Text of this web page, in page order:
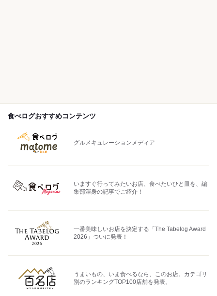
食べログおすすめコンテンツ
グルメキュレーションメディア
いますぐ行ってみたいお店、食べたいひと皿を、編
集部渾身の記事でご紹介！
一番美味しいお店を決定する「The Tabelog Award
2026」ついに発表！
うまいもの、いま食べるなら、このお店。カテゴリ
別のランキングTOP100店舗を発表。